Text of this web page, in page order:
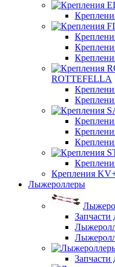
ROTTEFELLA
Крепления
Лыжероллеры
Запчасти